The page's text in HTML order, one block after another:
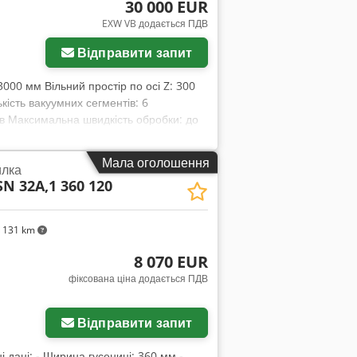
30 000 EUR
EXW VB додається ПДВ
Відправити запит
мм Вільний простір по осі Z: 300
вакуумних сегментів: 6
Максимальна швидкість обробки: до
0,04 мм 9-кВт
D Nws Abhorf Вакуумний насос
1500 Вт і високим
планетарні редуктори NIDEC
зі спіральними напрямними для
Система вимірювання
програмне забезпечення
CAM: Vectric Cut 2D PRO (функція
2000 злотих (нетто) Живлення:
до деформацій Розміри машини:
Мала оголошення
km
32A,1 360 120
8 070 EUR
фіксована ціна додається ПДВ
Відправити запит